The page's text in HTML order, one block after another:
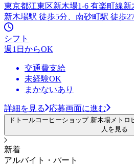
東京都江東区新木場1-6 有楽町線新
新木場駅 徒歩5分、南砂町駅 徒歩
シフト
週1日からOK
交通費支給
未経験OK
まかないあり
詳細を見る 応募画面に進む
ドトールコーヒーショップ 新木場メト
人を見る
新着
アルバイト・パート